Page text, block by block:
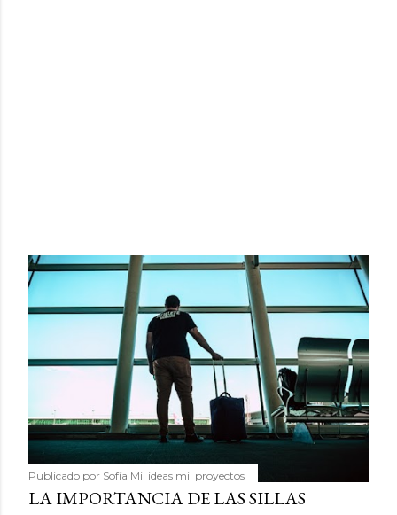
Publicado por Sofía Mil ideas mil proyectos
LA IMPORTANCIA DE LAS SILLAS